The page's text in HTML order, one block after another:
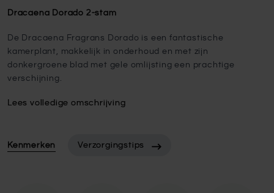
Dracaena Dorado 2-stam
De Dracaena Fragrans Dorado is een fantastische
kamerplant, makkelijk in onderhoud en met zijn
donkergroene blad met gele omlijsting een prachtige
verschijning.
Lees volledige omschrijving
Kenmerken Verzorgingstips